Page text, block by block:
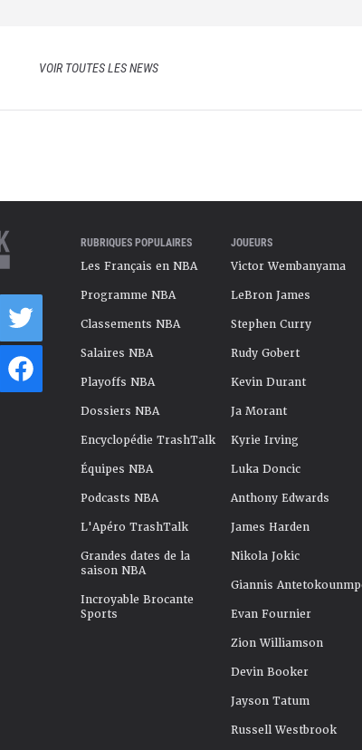
VOIR TOUTES LES NEWS
RUBRIQUES POPULAIRES
Les Français en NBA
Programme NBA
Classements NBA
Salaires NBA
Playoffs NBA
Dossiers NBA
Encyclopédie TrashTalk
Équipes NBA
Podcasts NBA
L'Apéro TrashTalk
Grandes dates de la
saison NBA
Incroyable Brocante
Sports
JOUEURS
Victor Wembanyama
LeBron James
Stephen Curry
Rudy Gobert
Kevin Durant
Ja Morant
Kyrie Irving
Luka Doncic
Anthony Edwards
James Harden
Nikola Jokic
Giannis
Evan Fournier
Zion Williamson
Devin Booker
Jayson Tatum
Russell Westbrook